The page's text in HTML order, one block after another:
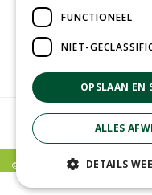
Tuincentrum
© Poppelaars Tuincentrum |
Green Solutions|Tuincentrum
FUNCTIONEEL
NIET-
OPSLAAN EN
ALLES
DETAILS